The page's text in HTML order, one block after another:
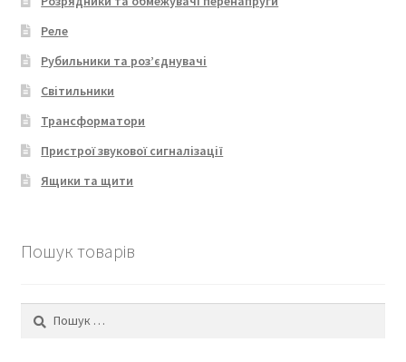
Реле
Рубильники та роз’єднувачі
Світильники
Трансформатори
Пристрої звукової сигналізації
Ящики та щити
Пошук товарів
Пошук: